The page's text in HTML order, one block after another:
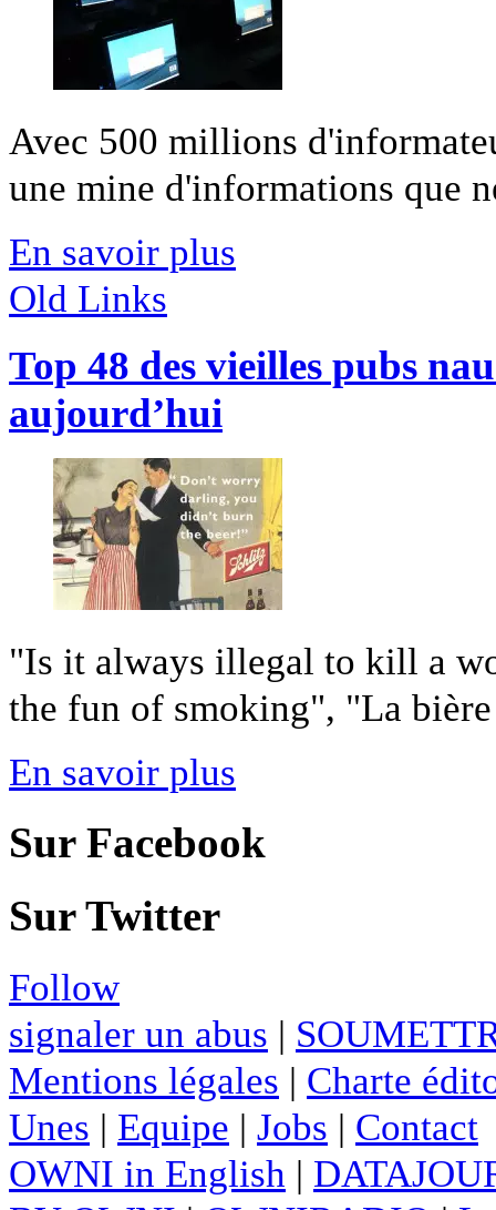
Avec 500 millions
une mine d'informations que
En savoir plus
Old Links
Top 48 des vieilles pubs
aujourd’hui
"Is it always illegal to kill a
the fun of smoking", "La
En savoir plus
Sur Facebook
Sur Twitter
Follow
signaler un abus |
Mentions légales | Charte
Unes | Equipe | Jobs | Contact
OWNI in English |